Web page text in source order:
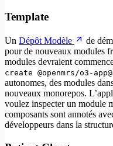
Template
Un Dépôt Modèle
de
pour de nouveaux modules
modules devraient
create @openmrs/o3-
autonomes, des modules
nouveaux monorepos.
voulez inspecter un module
composants sont annotés
développeurs dans la